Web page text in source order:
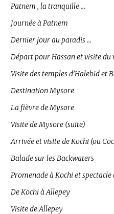
Patnem , la tranquille …
Journée à Patnem
Dernier jour au paradis …
Départ pour Hassan et visite
Visite des temples d’Halebid et
Destination Mysore
La fièvre de Mysore
Visite de Mysore (suite)
Arrivée et visite de Kochi (ou
Balade sur les Backwaters
Promenade à Kochi et
De Kochi à Allepey
Visite de Allepey